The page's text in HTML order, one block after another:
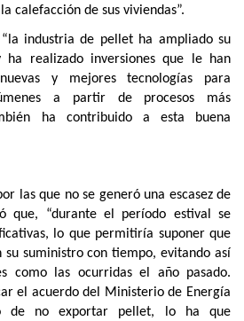
calefacción de sus viviendas”.
industria de pellet ha ampliado su
ha realizado inversiones que le han
y mejores tecnologías para
a partir de procesos más
ha contribuido a esta buena
las que no se generó una escasez de
que, “durante el período estival se
lo que permitiría suponer que
su suministro con tiempo, evitando así
como las ocurridas el año pasado.
el acuerdo del Ministerio de Energía
de no exportar pellet, lo ha que